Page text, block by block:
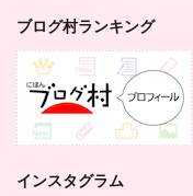
ブログ村ランキング
インスタグラム